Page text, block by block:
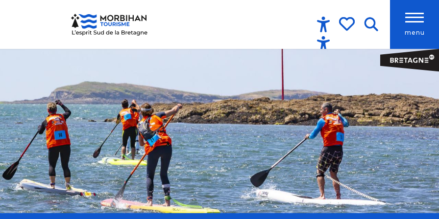
menu
Accessibilité